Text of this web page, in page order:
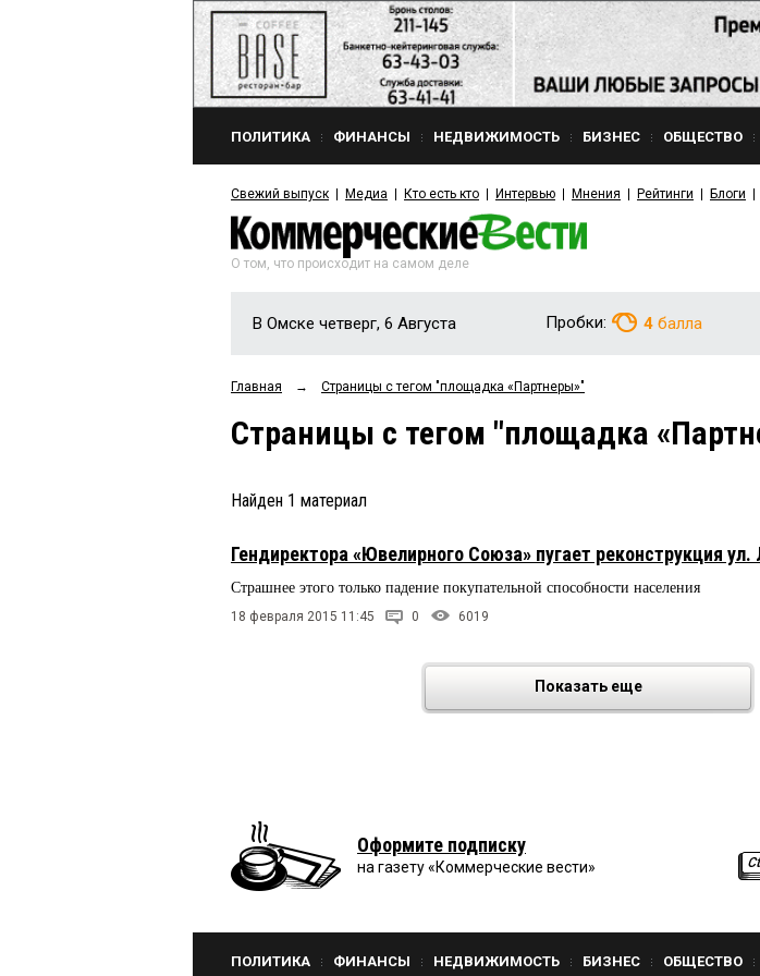
ПОЛИТИКА ФИНАНСЫ НЕДВИЖИМОСТЬ БИЗНЕС ОБЩЕСТВО
Свежий выпуск Медиа Кто есть кто Интервью Мнения Рейтинги Блоги
О том, что происходит на самом деле
В Омске четверг, 6 Августа Пробки: 4 балла
Главная → Страницы c тегом "площадка «Партнеры»"
Страницы c тегом "площадка
Найден 1 материал
Гендиректора «Ювелирного Союза» пугает реконструкция ул.
Страшнее этого только падение покупательной способности населения
18 февраля 2015 11:45 0 6019
Показать еще
Оформите подписку
на газету «Коммерческие вести»
ПОЛИТИКА ФИНАНСЫ НЕДВИЖИМОСТЬ БИЗНЕС ОБЩЕСТВО